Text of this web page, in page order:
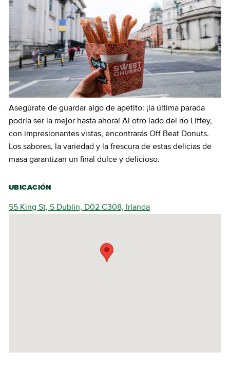
Asegúrate de guardar algo de apetito: ¡la última parada
podría ser la mejor hasta ahora! Al otro lado del río Liffey,
con impresionantes vistas, encontrarás Off Beat Donuts.
Los sabores, la variedad y la frescura de estas delicias de
masa garantizan un final dulce y delicioso.
UBICACIÓN
55 King St, S Dublin, D02 C308, Irlanda